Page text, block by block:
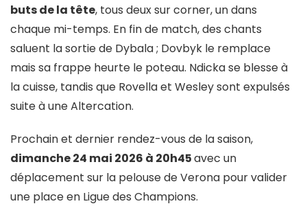
buts de la tête, tous deux sur corner, un dans
chaque mi-temps. En fin de match, des chants
saluent la sortie de Dybala ; Dovbyk le remplace
mais sa frappe heurte le poteau. Ndicka se blesse à
la cuisse, tandis que Rovella et Wesley sont expulsés
suite à une Altercation.
Prochain et dernier rendez-vous de la saison,
dimanche 24 mai 2026 à 20h45avec un
déplacement sur la pelouse de Verona pour valider
une place en Ligue des Champions.